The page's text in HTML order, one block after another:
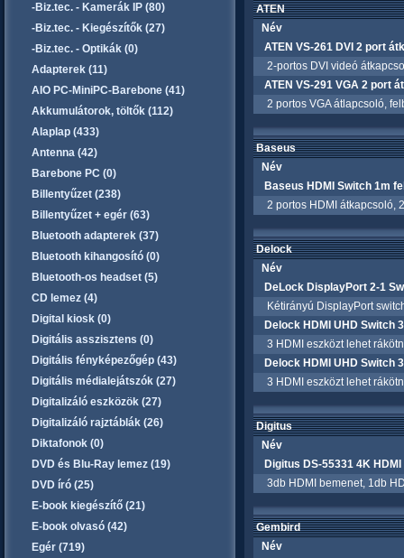
-Biz.tec. - Kamerák IP (80)
-Biz.tec. - Kiegészítők (27)
-Biz.tec. - Optikák (0)
Adapterek (11)
AIO PC-MiniPC-Barebone (41)
Akkumulátorok, töltők (112)
Alaplap (433)
Antenna (42)
Barebone PC (0)
Billentyűzet (238)
Billentyűzet + egér (63)
Bluetooth adapterek (37)
Bluetooth kihangosító (0)
Bluetooth-os headset (5)
CD lemez (4)
Digital kiosk (0)
Digitális asszisztens (0)
Digitális fényképezőgép (43)
Digitális médialejátszók (27)
Digitalizáló eszközök (27)
Digitalizáló rajztáblák (26)
Diktafonok (0)
DVD és Blu-Ray lemez (19)
DVD író (25)
E-book kiegészítő (21)
E-book olvasó (42)
Egér (719)
ATEN
Név
ATEN VS-261 DVI 2 port
2-portos DVI videó
ATEN VS-291 VGA 2 port
2 portos VGA átlapcsoló,
Baseus
Név
Baseus HDMI Switch 1m
2 portos HDMI átkapcsoló,
Delock
Név
DeLock DisplayPort 2-1
Kétirányú DisplayPort
Delock HDMI UHD Switch
3 HDMI eszközt lehet
Delock HDMI UHD Switch
3 HDMI eszközt lehet
Digitus
Név
Digitus DS-55331 4K
3db HDMI bemenet, 1db
Gembird
Név